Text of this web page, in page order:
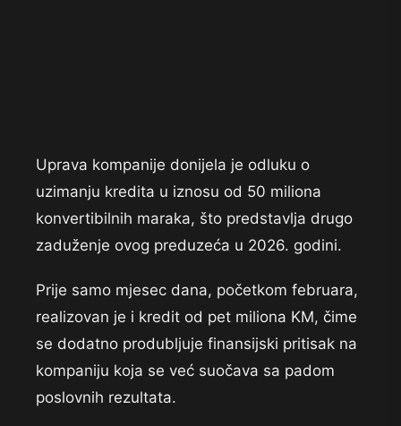
Uprava kompanije donijela je odluku o
uzimanju kredita u iznosu od 50 miliona
konvertibilnih maraka, što predstavlja drugo
zaduženje ovog preduzeća u 2026. godini.
Prije samo mjesec dana, početkom februara,
realizovan je i kredit od pet miliona KM, čime
se dodatno produbljuje finansijski pritisak na
kompaniju koja se već suočava sa padom
poslovnih rezultata.